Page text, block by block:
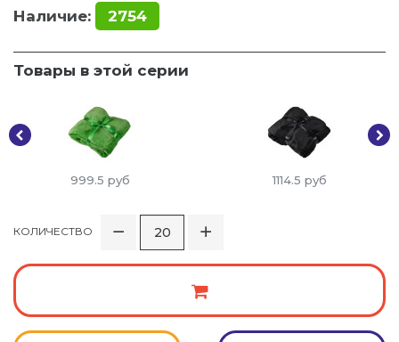
Наличие: 2754
Товары в этой серии
999.5 руб 1114.5 руб
КОЛИЧЕСТВО